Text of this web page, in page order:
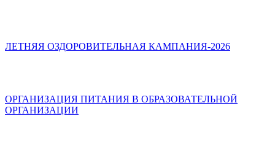
ЛЕТНЯЯ ОЗДОРОВИТЕЛЬНАЯ КАМПАНИЯ-2026
ОРГАНИЗАЦИЯ ПИТАНИЯ В ОБРАЗОВАТЕЛЬНОЙ
ОРГАНИЗАЦИИ